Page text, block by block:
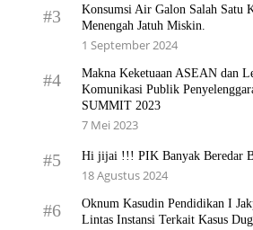
#3
Konsumsi Air Galon Salah Satu
Menengah Jatuh Miskin.
1 September 2024
#4
Makna Keketuaan ASEAN dan
Komunikasi Publik
SUMMIT 2023
7 Mei 2023
#5 Hi jijai !!! PIK Banyak Beredar
18 Agustus 2024
#6
Oknum Kasudin Pendidikan I
Lintas Instansi Terkait Kasus